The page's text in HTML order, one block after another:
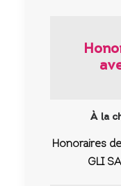
À la
Honoraires
GLI